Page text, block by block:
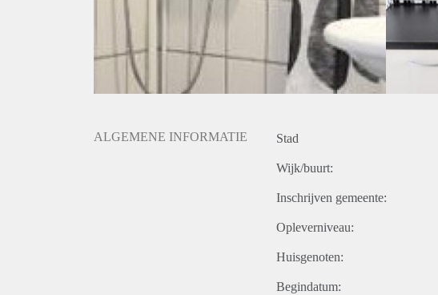
ALGEMENE INFORMATIE Stad
Wijk/buurt:
Inschrijven gemeente:
Opleverniveau:
Huisgenoten:
Begindatum: